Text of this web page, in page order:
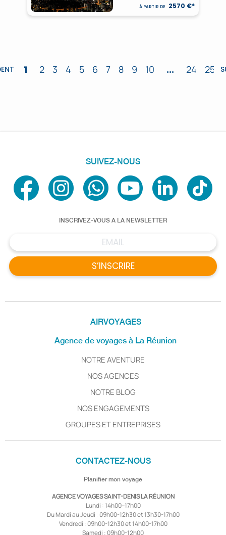
À PARTIR DE 2570 €*
1 2 3 4 5 6 7 8 9 10 ... 24 25
AIRVOYAGES
Agence de voyages à La Réunion
NOTRE AVENTURE
NOS AGENCES
NOTRE BLOG
NOS ENGAGEMENTS
GROUPES ET ENTREPRISES
SUIVEZ-NOUS
INSCRIVEZ-VOUS A LA NEWSLETTER
S’INSCRIRE
CONTACTEZ-NOUS
Planifier mon voyage
AGENCE VOYAGES SAINT-DENIS LA RÉUNION
Lundi : 14h00–17h00
Du Mardi au Jeudi : 09h00-12h30 et 13h30-17h00
Vendredi : 09h00-12h30 et 14h00-17h00
Samedi : 09h00-12h00